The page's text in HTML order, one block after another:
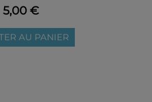
5,00 €
AU PANIER